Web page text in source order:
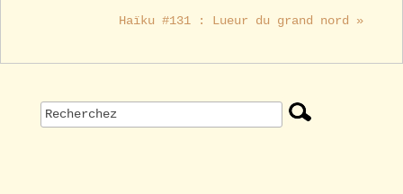
Haïku #131 : Lueur du grand nord »